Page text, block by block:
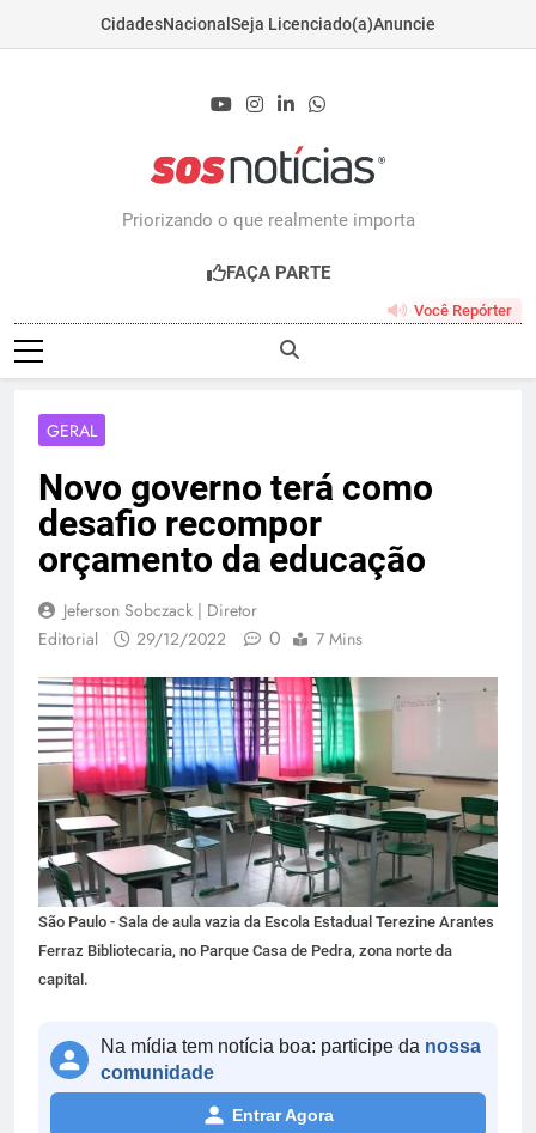
CidadesNacional Seja Licenciado(a)Anuncie
Priorizando o que realmente importa
FAÇA PARTE
Você Repórter
GERAL
Novo governo terá como
desafio recompor
orçamento da educação
Jeferson Sobczack | Diretor
Editorial
29/12/2022 0 7 Mins
São Paulo - Sala de aula vazia da Escola Estadual Terezine Arantes
Ferraz Bibliotecaria, no Parque Casa de Pedra, zona norte da
capital.
Na mídia tem notícia boa: participe da nossa
comunidade
Entrar Agora